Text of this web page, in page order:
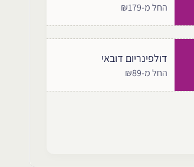
החל מ-₪179
דולפינריום דובאי
החל מ-₪89